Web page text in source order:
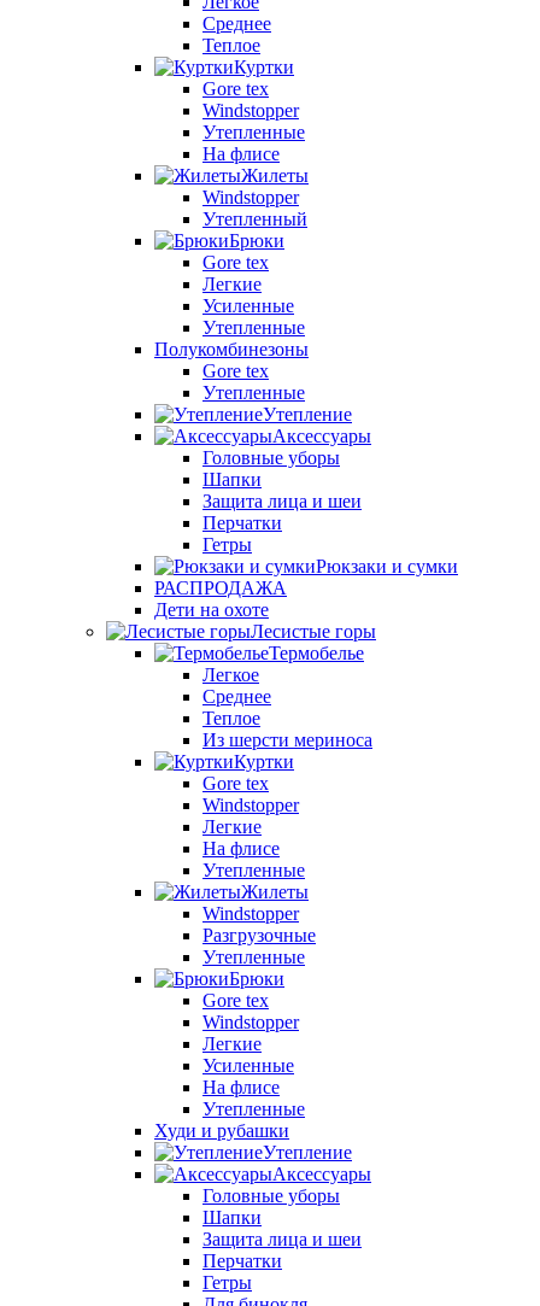
Среднее
Теплое
Куртки
Gore tex
Windstopper
Утепленные
На флисе
Жилеты
Windstopper
Утепленный
Брюки
Gore tex
Легкие
Усиленные
Утепленные
Полукомбинезоны
Gore tex
Утепленные
Утепление
Аксессуары
Головные уборы
Шапки
Защита лица и шеи
Перчатки
Гетры
Рюкзаки и сумки
РАСПРОДАЖА
Дети на охоте
Лесистые горы
Термобелье
Легкое
Среднее
Теплое
Из шерсти мериноса
Куртки
Gore tex
Windstopper
Легкие
На флисе
Утепленные
Жилеты
Windstopper
Разгрузочные
Утепленные
Брюки
Gore tex
Windstopper
Легкие
Усиленные
На флисе
Утепленные
Худи и рубашки
Утепление
Аксессуары
Головные уборы
Шапки
Защита лица и шеи
Перчатки
Гетры